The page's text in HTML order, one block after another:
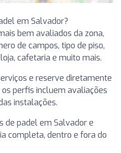
em Salvador?
bem avaliados da zona,
de campos, tipo de piso,
cafetaria e muito mais.
e reserve diretamente
perfis incluem avaliações
instalações.
de padel em Salvador e
completa, dentro e fora do